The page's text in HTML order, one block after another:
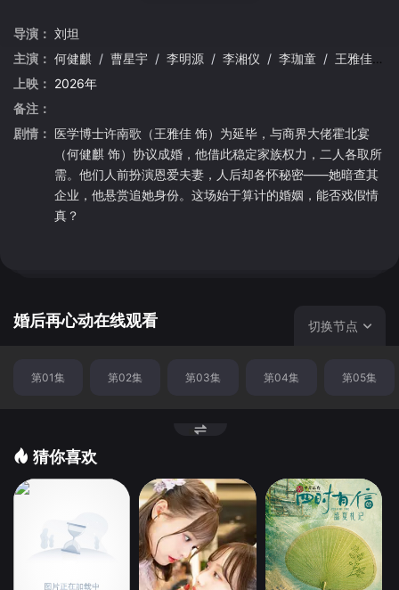
导演： 刘坦
主演： 何健麒 / 曹星宇 / 李明源 / 李湘仪 / 李珈童 / 王雅佳
上映： 2026年
备注：
剧情： 医学博士许南歌（王雅佳 饰）为延毕，与商界大佬霍北宴
（何健麒 饰）协议成婚，他借此稳定家族权力，二人各取所
需。他们人前扮演恩爱夫妻，人后却各怀秘密——她暗查其
企业，他悬赏追她身份。这场始于算计的婚姻，能否戏假情
真？
婚后再心动在线观看 切换节点
第01集 第02集 第03集 第04集 第05集
猜你喜欢